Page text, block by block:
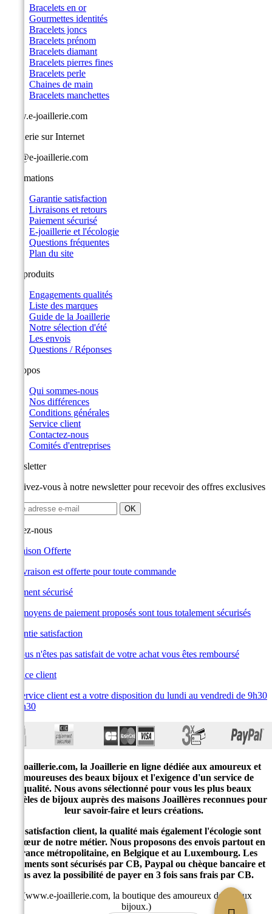
Bracelets en or
Gourmettes identités
Bracelets joncs
Bracelets prénom
Bracelets diamant
Bracelets pierres fines
Bracelets perle
Chaines de main
Bracelets manchettes
www.e-joaillerie.com
Joaillerie sur Internet
info@e-joaillerie.com
Informations
Garantie satisfaction
Livraisons et retours
Paiement sécurisé
E-joaillerie et l'écologie
Questions fréquentes
Plan du site
Nos produits
Engagements qualités
Liste des marques
Guide de la Joaillerie
Notre sélection d'été
Les envois
Questions / Réponses
A propos
Qui sommes-nous
Nos différences
Conditions générales
Service client
Contactez-nous
Comités d'entreprises
Newsletter
Inscrivez-vous à notre newsletter pour recevoir des offres exclusives
Suivez-nous
Livraison Offerte
La livraison est offerte pour toute commande
Paiement sécurisé
Les moyens de paiement proposés sont tous totalement sécurisés
Garantie satisfaction
Si vous n'êtes pas satisfait de votre achat vous êtes remboursé
Service client
Le service client est a votre disposition du lundi au vendredi de 9h30
à 19h30
E-joaillerie.com, la Joaillerie en ligne dédiée aux amoureux et
amoureuses des beaux bijoux et l'exigence d'un service de
qualité. Nous avons sélectionné pour vous les plus beaux
modèles de bijoux auprès des maisons Joaillères reconnues pour
leur savoir-faire et leurs créations.
La satisfaction client, la qualité mais également l'écologie sont
au cœur de notre métier. Nous proposons des envois partout en
France métropolitaine, en Belgique et au Luxembourg. Les
paiements sont sécurisés par CB, Paypal ou chèque bancaire et
vous avez la possibilité de payer en 3 fois sans frais par CB.
(www.e-joaillerie.com, la boutique des amoureux des beaux
bijoux.)